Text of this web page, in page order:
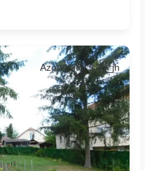
Azonosító: 170_jh